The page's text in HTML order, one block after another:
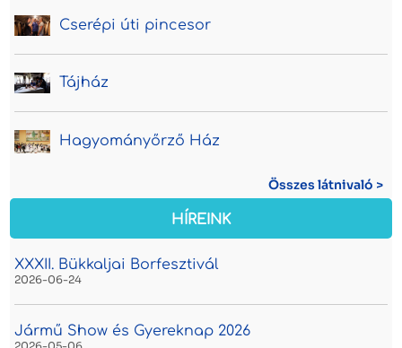
Cserépi úti pincesor
Tájház
Hagyományőrző Ház
Összes látnivaló >
HÍREINK
XXXII. Bükkaljai Borfesztivál
2026-06-24
Jármű Show és Gyereknap 2026